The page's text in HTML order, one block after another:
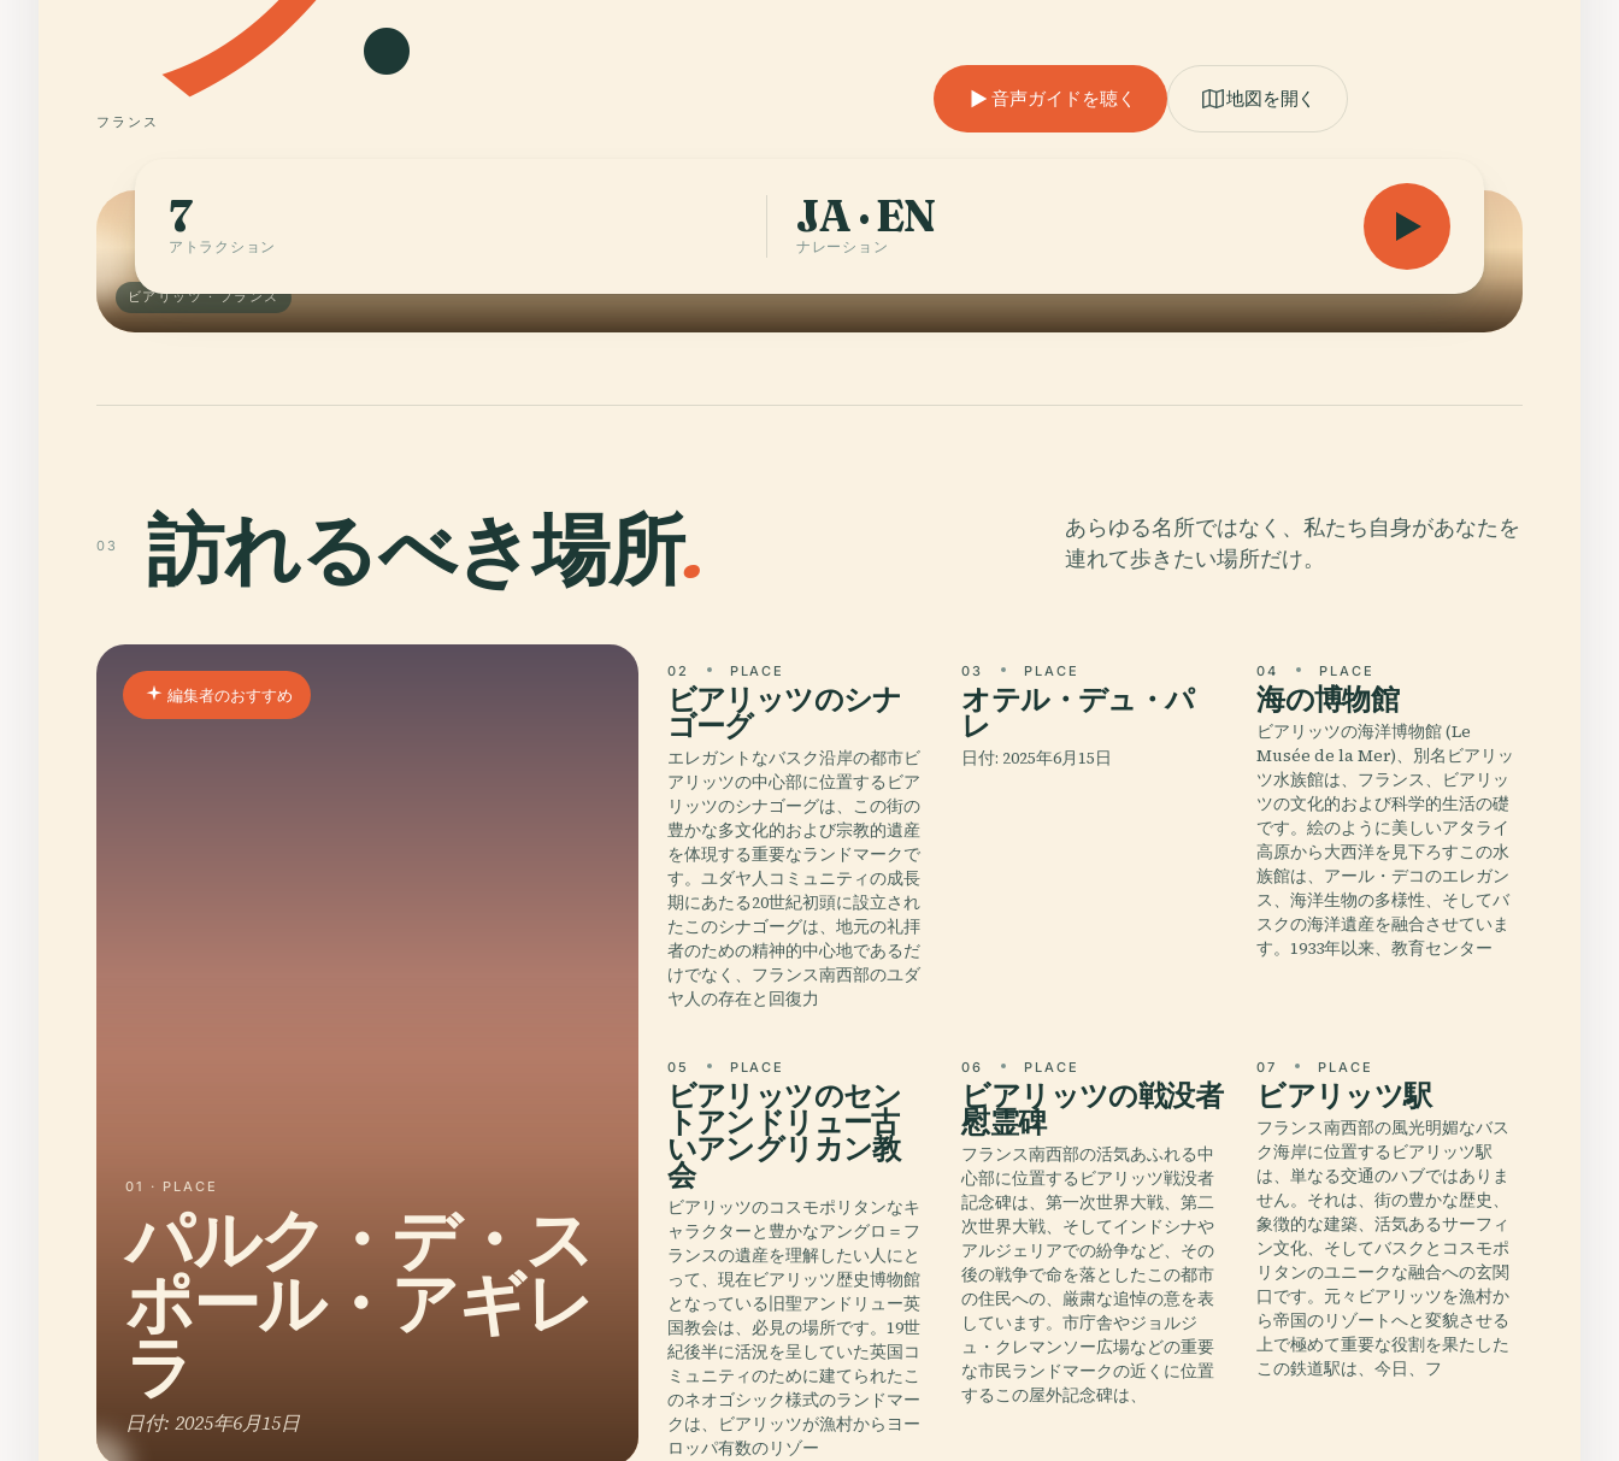
フランス
音声ガイドを聴く 地図を開く
ビアリッツ · フランス
7
アトラクション
JA · EN
ナレーション
03 訪れるべき場所.
あらゆる名所ではなく、私たち自身があなたを
連れて歩きたい場所だけ。
編集者のおすすめ
01 · PLACE
パルク・デ・ス
ポール・アギレ
ラ
日付: 2025年6月15日
02 PLACE
ビアリッツのシナ
ゴーグ
エレガントなバスク沿岸の都市ビ
アリッツの中心部に位置するビア
リッツのシナゴーグは、この街の
豊かな多文化的および宗教的遺産
を体現する重要なランドマークで
す。ユダヤ人コミュニティの成長
期にあたる20世紀初頭に設立され
たこのシナゴーグは、地元の礼拝
者のための精神的中心地であるだ
けでなく、フランス南西部のユダ
ヤ人の存在と回復力
03 PLACE
オテル・デュ・パ
レ
日付: 2025年6月15日
04 PLACE
海の博物館
ビアリッツの海洋博物館 (Le
Musée de la Mer)、別名ビアリッ
ツ水族館は、フランス、ビアリッ
ツの文化的および科学的生活の礎
です。絵のように美しいアタライ
高原から大西洋を見下ろすこの水
族館は、アール・デコのエレガン
ス、海洋生物の多様性、そしてバ
スクの海洋遺産を融合させていま
す。1933年以来、教育センター
05 PLACE
ビアリッツのセン
トアンドリュー古
いアングリカン教
会
ビアリッツのコスモポリタンなキ
ャラクターと豊かなアングロ＝フ
ランスの遺産を理解したい人にと
って、現在ビアリッツ歴史博物館
となっている旧聖アンドリュー英
国教会は、必見の場所です。19世
紀後半に活況を呈していた英国コ
ミュニティのために建てられたこ
のネオゴシック様式のランドマー
クは、ビアリッツが漁村からヨー
ロッパ有数のリゾー
06 PLACE
ビアリッツの戦没者
慰霊碑
フランス南西部の活気あふれる中
心部に位置するビアリッツ戦没者
記念碑は、第一次世界大戦、第二
次世界大戦、そしてインドシナや
アルジェリアでの紛争など、その
後の戦争で命を落としたこの都市
の住民への、厳粛な追悼の意を表
しています。市庁舎やジョルジ
ュ・クレマンソー広場などの重要
な市民ランドマークの近くに位置
するこの屋外記念碑は、
07 PLACE
ビアリッツ駅
フランス南西部の風光明媚なバス
ク海岸に位置するビアリッツ駅
は、単なる交通のハブではありま
せん。それは、街の豊かな歴史、
象徴的な建築、活気あるサーフィ
ン文化、そしてバスクとコスモポ
リタンのユニークな融合への玄関
口です。元々ビアリッツを漁村か
ら帝国のリゾートへと変貌させる
上で極めて重要な役割を果たした
この鉄道駅は、今日、フ